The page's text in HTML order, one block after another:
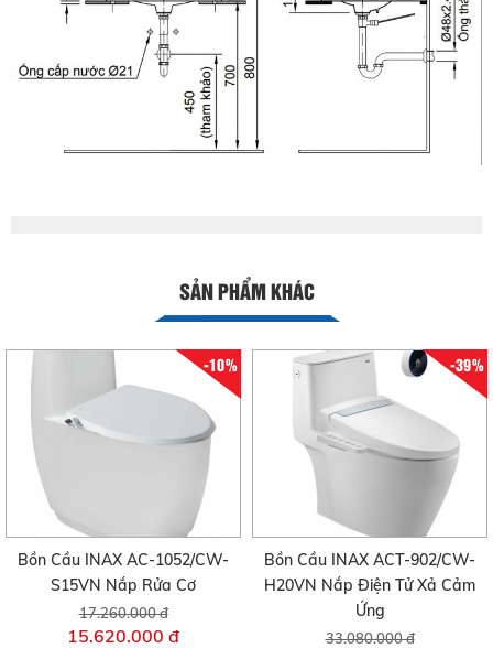
SẢN PHẨM KHÁC
-10%
Bồn Cầu INAX AC-1052/CW-
S15VN Nắp Rửa Cơ
17.260.000 đ
15.620.000 đ
-39%
Bồn Cầu INAX ACT-902/CW-
H20VN Nắp Điện Tử Xả Cảm
Ứng
33.080.000 đ